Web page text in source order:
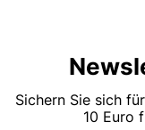
Sichern Sie sich
10 Euro